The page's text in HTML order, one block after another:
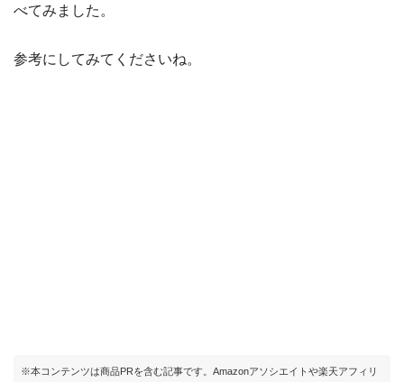
べてみました。
参考にしてみてくださいね。
※本コンテンツは商品PRを含む記事です。Amazonアソシエイトや楽天アフィリ